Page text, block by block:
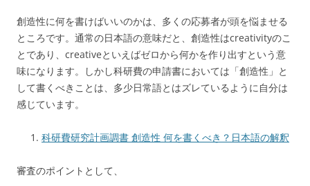
創造性に何を書けばいいのかは、多くの応募者が頭を悩ませる
ところです。通常の日本語の意味だと、創造性はcreativityのこ
とであり、creativeといえばゼロから何かを作り出すという意
味になります。しかし科研費の申請書においては「創造性」と
して書くべきことは、多少日常語とはズレているように自分は
感じています。
科研費研究計画調書 創造性 何を書くべき？日本語の解釈
審査のポイントとして、